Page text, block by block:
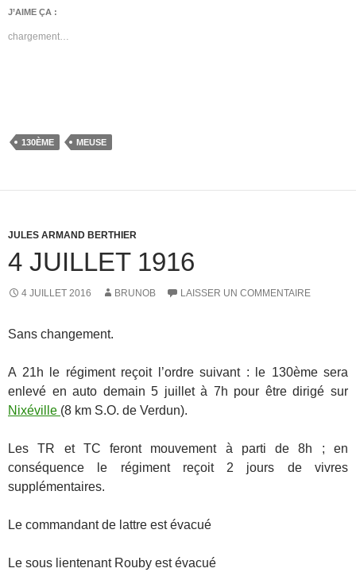
J’AIME ÇA :
chargement…
130ÈME MEUSE
JULES ARMAND BERTHIER
4 JUILLET 1916
4 JUILLET 2016 BRUNOB LAISSER UN COMMENTAIRE
Sans changement.
A 21h le régiment reçoit l’ordre suivant : le 130ème sera
enlevé en auto demain 5 juillet à 7h pour être dirigé sur
Nixéville (8 km S.O. de Verdun).
Les TR et TC feront mouvement à parti de 8h ; en
conséquence le régiment reçoit 2 jours de vivres
supplémentaires.
Le commandant de lattre est évacué
Le sous lientenant Rouby est évacué